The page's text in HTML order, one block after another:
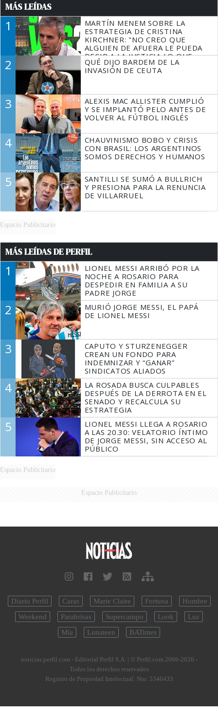
MÁS LEÍDAS
1
MARTÍN MENEM SOBRE LA
ESTRATEGIA DE CRISTINA
KIRCHNER: "NO CREO QUE
ALGUIEN DE AFUERA LE PUEDA
DECIR A LA JUSTICIA LO QUE
TIENE QUE HACER"
2
QUÉ DIJO BARDEM DE LA
INVASIÓN DE CEUTA
3
ALEXIS MAC ALLISTER CUMPLIÓ
Y SE IMPLANTÓ PELO ANTES DE
VOLVER AL FÚTBOL INGLÉS
4
CHAUVINISMO BOBO Y CRISIS
CON BRASIL: LOS ARGENTINOS
SOMOS DERECHOS Y HUMANOS
5
SANTILLI SE SUMÓ A BULLRICH
Y PRESIONA PARA LA RENUNCIA
DE VILLARRUEL
Espacio Publicitario
MÁS LEÍDAS DE PERFIL
1
LIONEL MESSI ARRIBÓ POR LA
NOCHE A ROSARIO PARA
DESPEDIR EN FAMILIA A SU
PADRE JORGE
2
MURIÓ JORGE MESSI, EL PAPÁ
DE LIONEL MESSI
3
CAPUTO Y STURZENEGGER
CREAN UN FONDO PARA
INDEMNIZAR Y “GANAR”
SINDICATOS ALIADOS
4
LA ROSADA BUSCA CULPABLES
DESPUÉS DE LA DERROTA EN EL
SENADO Y RECALCULA SU
ESTRATEGIA
5
LIONEL MESSI LLEGA A ROSARIO
A LAS 20.30: VELATORIO ÍNTIMO
DE JORGE MESSI, SIN ACCESO AL
PÚBLICO
Espacio Publicitario
Espacio Publicitario
Diario Perfil Caras Marie Claire Fortuna
Hombre
Weekend
Parabrisas Supercampo Look
Luz
Mía
Lunateen BATimes
noticias.perfil.com - Editorial Perfil S.A. | © Perfil.com 2006-2026 -
Todos los derechos reservados
Registro de Propiedad Intelectual: Nro. 5346433